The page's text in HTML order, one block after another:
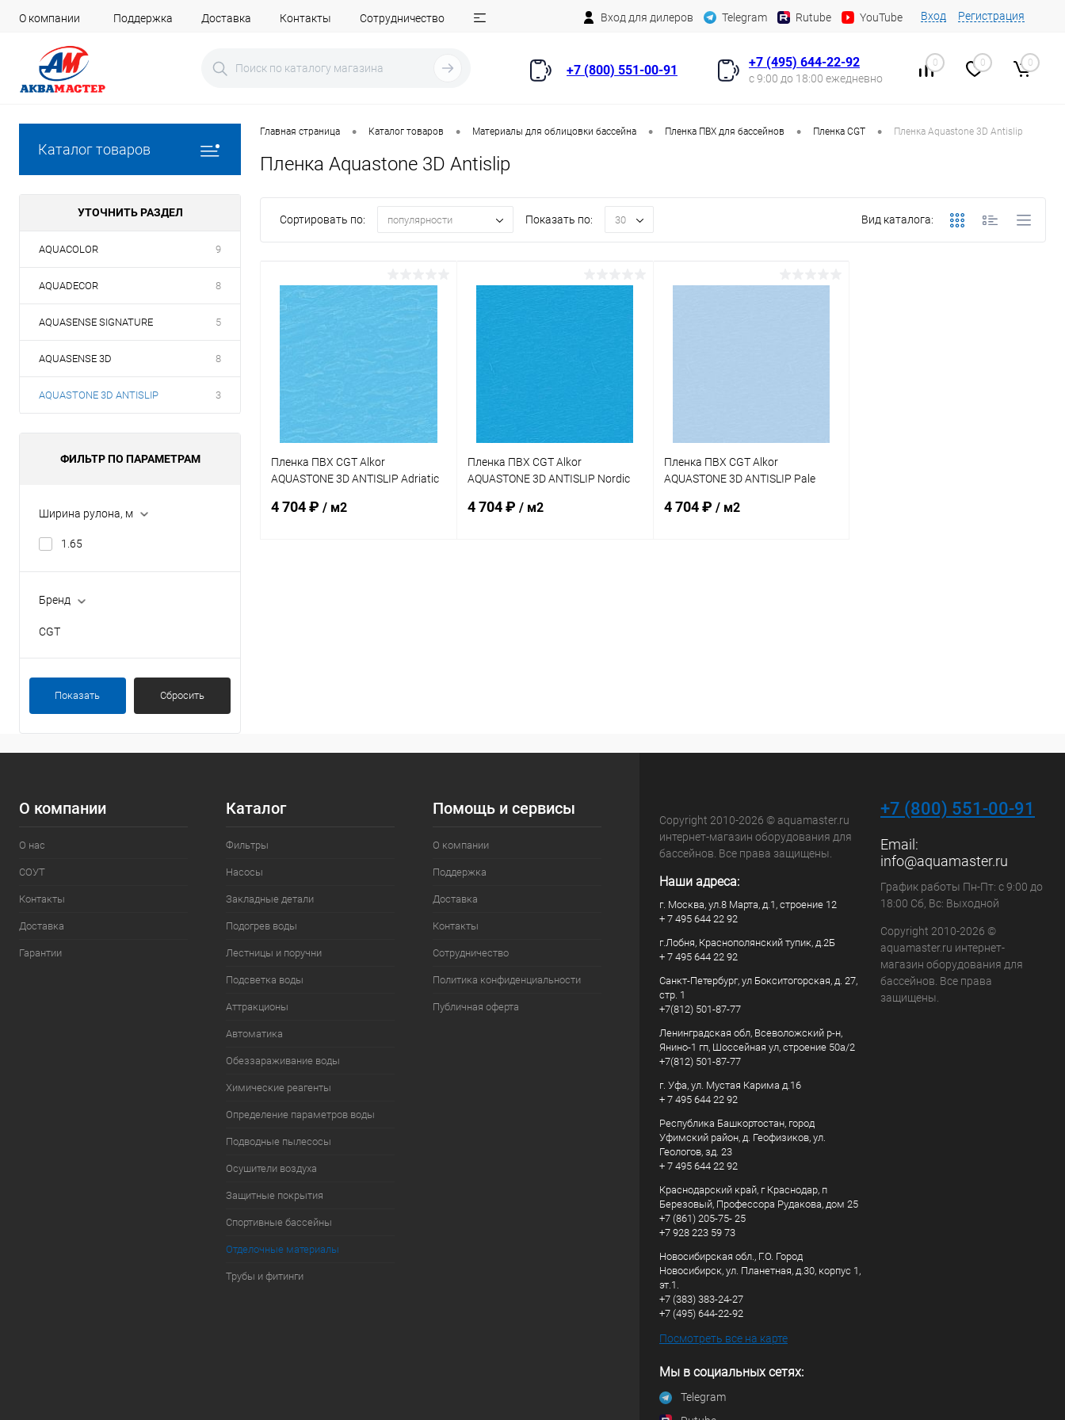
О компании Поддержка Доставка Контакты Сотрудничество Вход для дилеров Telegram Rutube YouTube Вход Регистрация
+7 (800) 551-00-91
+7 (495) 644-22-92
с 9:00 до 18:00 ежедневно
0 0 0
Каталог товаров
УТОЧНИТЬ РАЗДЕЛ
AQUACOLOR 9
AQUADECOR 8
AQUASENSE SIGNATURE 5
AQUASENSE 3D 8
AQUASTONE 3D ANTISLIP 3
ФИЛЬТР ПО ПАРАМЕТРАМ
Ширина рулона, м
1.65
Бренд
CGT
Показать Сбросить
Главная страница • Каталог товаров • Материалы для облицовки бассейна • Пленка ПВХ для бассейнов • Пленка CGT • Пленка Aquastone 3D Antislip
Пленка Aquastone 3D Antislip
Сортировать по: популярности Показать по: 30 Вид каталога:
Пленка ПВХ CGT Alkor
AQUASTONE 3D ANTISLIP Adriatic
4 704 ₽ / м2
Пленка ПВХ CGT Alkor
AQUASTONE 3D ANTISLIP Nordic
4 704 ₽ / м2
Пленка ПВХ CGT Alkor
AQUASTONE 3D ANTISLIP Pale
4 704 ₽ / м2
О компании
О нас
СОУТ
Контакты
Доставка
Гарантии
Каталог
Фильтры
Насосы
Закладные детали
Подогрев воды
Лестницы и поручни
Подсветка воды
Аттракционы
Автоматика
Обеззараживание воды
Химические реагенты
Определение параметров воды
Подводные пылесосы
Осушители воздуха
Защитные покрытия
Спортивные бассейны
Отделочные материалы
Трубы и фитинги
Помощь и сервисы
О компании
Поддержка
Доставка
Контакты
Сотрудничество
Политика конфиденциальности
Публичная оферта
Copyright 2010-2026 © aquamaster.ru
интернет-магазин оборудования для
бассейнов. Все права защищены.
Наши адреса:
г. Москва, ул.8 Марта, д.1, строение 12
+ 7 495 644 22 92
г.Лобня, Краснополянский тупик, д.2Б
+ 7 495 644 22 92
Санкт-Петербург, ул Бокситогорская, д. 27,
стр. 1
+7(812) 501-87-77
Ленинградская обл, Всеволожский р-н,
Янино-1 гп, Шоссейная ул, строение 50а/2
+7(812) 501-87-77
г. Уфа, ул. Мустая Карима д.16
+ 7 495 644 22 92
Республика Башкортостан, город
Уфимский район, д. Геофизиков, ул.
Геологов, зд. 23
+ 7 495 644 22 92
Краснодарский край, г Краснодар, п
Березовый, Профессора Рудакова, дом 25
+7 (861) 205-75- 25
+7 928 223 59 73
Новосибирская обл., Г.О. Город
Новосибирск, ул. Планетная, д.30, корпус 1,
эт.1.
+7 (383) 383-24-27
+7 (495) 644-22-92
Посмотреть все на карте
Мы в социальных сетях:
Telegram
+7 (800) 551-00-91
Email:
info@aquamaster.ru
График работы Пн-Пт: с 9:00 до
18:00 Сб, Вс: Выходной
Copyright 2010-2026 ©
aquamaster.ru интернет-
магазин оборудования для
бассейнов. Все права
защищены.